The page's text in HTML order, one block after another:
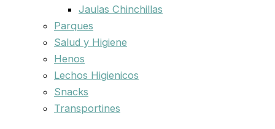
Jaulas Chinchillas
Parques
Salud y Higiene
Henos
Lechos Higienicos
Snacks
Transportines